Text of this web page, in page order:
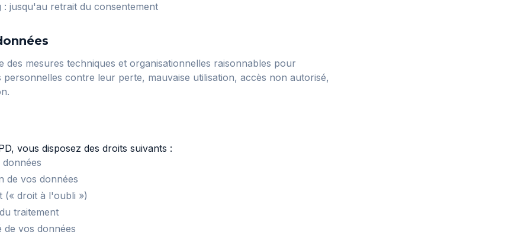
: jusqu'au retrait du consentement
des mesures techniques et organisationnelles raisonnables pour
contre leur perte, mauvaise utilisation, accès non autorisé,
vous disposez des droits suivants :
de vos données
(« droit à l'oubli »)
traitement
de vos données